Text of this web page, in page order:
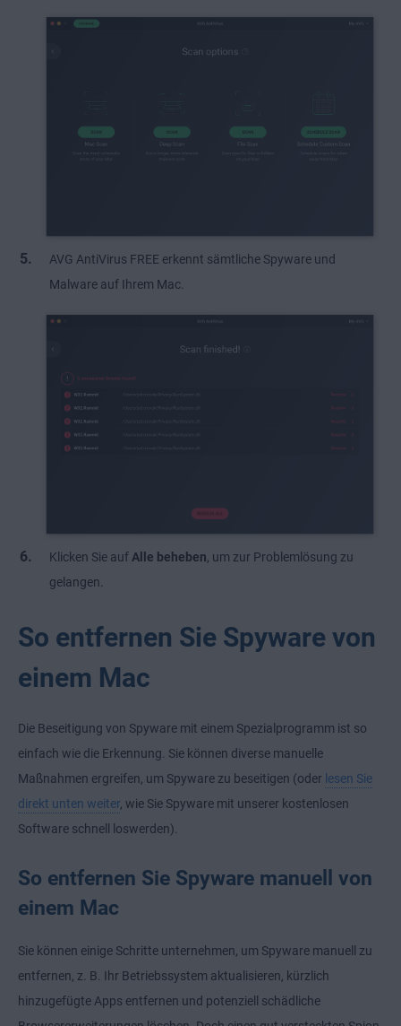
AVG AntiVirus FREE erkennt sämtliche Spyware und
Malware auf Ihrem Mac.
Klicken Sie auf Alle beheben , um zur Problemlösung zu
gelangen.
So entfernen Sie Spyware von
einem Mac
Die Beseitigung von Spyware mit einem Spezialprogramm ist so
einfach wie die Erkennung. Sie können diverse manuelle
Maßnahmen ergreifen, um Spyware zu beseitigen (oder lesen Sie
direkt unten weiter , wie Sie Spyware mit unserer kostenlosen
Software schnell loswerden).
So entfernen Sie Spyware manuell von
einem Mac
Sie können einige Schritte unternehmen, um Spyware manuell zu
entfernen, z. B. Ihr Betriebssystem aktualisieren, kürzlich
hinzugefügte Apps entfernen und potenziell schädliche